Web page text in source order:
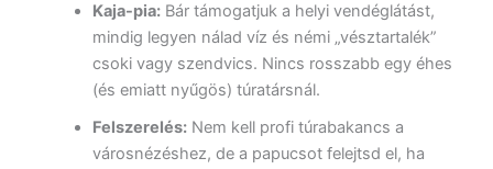
Kaja-pia:Bár támogatjuk a helyi vendéglátást,
mindig legyen nálad víz és némi „vésztartalék”
csoki vagy szendvics. Nincs rosszabb egy éhes
(és emiatt nyűgös) túratársnál.
Felszerelés:Nem kell profi túrabakancs a
városnézéshez, de a papucsot felejtsd el, ha